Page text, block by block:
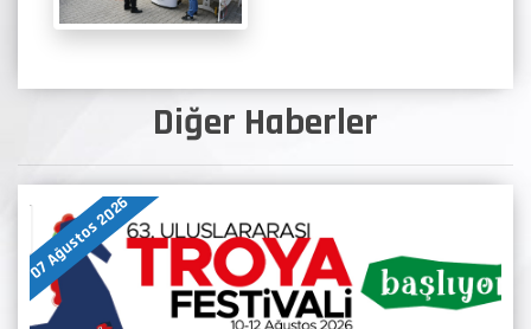
Diğer Haberler
07 Ağustos 2026